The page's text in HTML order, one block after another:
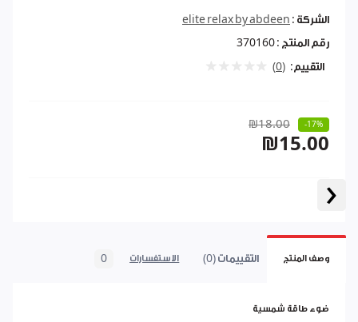
‹
الشركة : elite relax by abdeen
رقم المنتج : 370160
التقييم: (0)
₪18.00 -17%
₪15.00
وصف المنتج التقييمات (0) الاستفسارات 0
ضوء طاقة شمسية